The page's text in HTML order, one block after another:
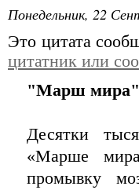
Понедельник, 22
Это цитата
цитатник или
"Марш мира"
Десятки
«Марше
промывку